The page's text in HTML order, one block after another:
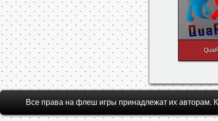
Все права на флеш игры принадлежат их авторам.